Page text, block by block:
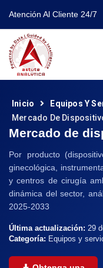
Atención Al Cliente 24/7
Inicio
Equipos Y
Mercado De
Mercado de
Por producto
ginecológica,
y centros de cirugía
dinámica del sector,
2025-2033
Última actualización: 29
Categoría: Equipos y